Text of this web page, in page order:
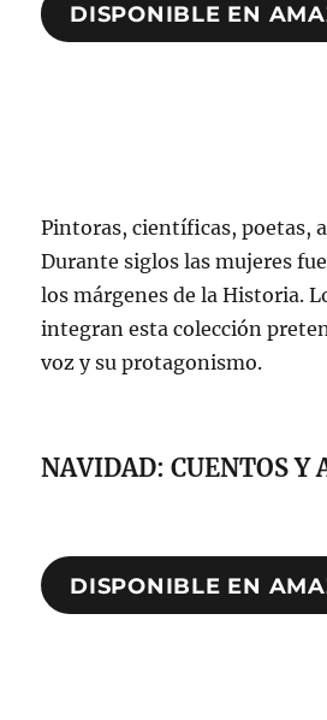
DISPONIBLE EN
Pintoras, científicas, poetas,
Durante siglos las mujeres
los márgenes de la Historia.
integran esta colección
voz y su protagonismo.
NAVIDAD: CUENTOS Y
DISPONIBLE EN